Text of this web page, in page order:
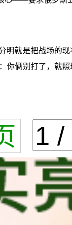
明就是把战场的
俩别打了，就